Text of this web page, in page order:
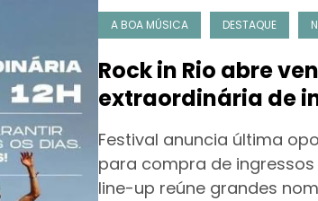
A BOA MÚSICA DESTAQUE
Rock in Rio abre
extraordinária de
aumenta
de 2026
Festival anuncia última
para compra de
line-up reúne grandes